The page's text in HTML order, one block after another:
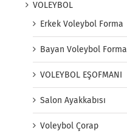
VOLEYBOL
Erkek Voleybol Forma
Bayan Voleybol Forma
VOLEYBOL EŞOFMANI
Salon Ayakkabısı
Voleybol Çorap